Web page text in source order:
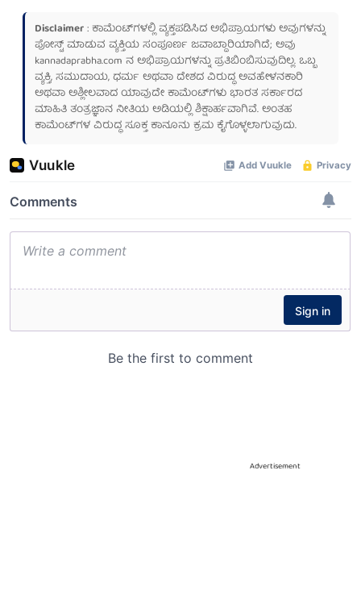
Disclaimer: ಕಾಮೆಂಟ್‌ಗಳಲ್ಲಿ ವ್ಯಕ್ತಪಡಿಸಿದ ಅಭಿಪ್ರಾಯಗಳು ಅವುಗಳನ್ನು
ಪೋಸ್ಟ್ ಮಾಡುವ ವ್ಯಕ್ತಿಯ ಸಂಪೂರ್ಣ ಜವಾಬ್ದಾರಿಯಾಗಿದೆ; ಅವು
kannadaprabha.com ನ ಅಭಿಪ್ರಾಯಗಳನ್ನು ಪ್ರತಿಬಿಂಬಿಸುವುದಿಲ್ಲ. ಒಬ್ಬ
ವ್ಯಕ್ತಿ, ಸಮುದಾಯ, ಧರ್ಮ ಅಥವಾ ದೇಶದ ವಿರುದ್ಧ ಅವಹೇಳನಕಾರಿ
ಅಥವಾ ಅಶ್ಲೀಲವಾದ ಯಾವುದೇ ಕಾಮೆಂಟ್‌ಗಳು ಭಾರತ ಸರ್ಕಾರದ
ಮಾಹಿತಿ ತಂತ್ರಜ್ಞಾನ ನೀತಿಯ ಅಡಿಯಲ್ಲಿ ಶಿಕ್ಷಾರ್ಹವಾಗಿವೆ. ಅಂತಹ
ಕಾಮೆಂಟ್‌ಗಳ ವಿರುದ್ಧ ಸೂಕ್ತ ಕಾನೂನು ಕ್ರಮ ಕೈಗೊಳ್ಳಲಾಗುವುದು.
Advertisement